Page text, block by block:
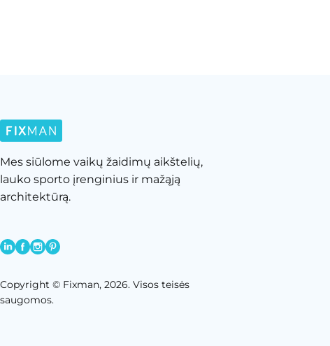
Mes siūlome vaikų žaidimų aikštelių,
lauko sporto įrenginius ir mažąją
architektūrą.
Copyright © Fixman, 2026. Visos teisės
saugomos.